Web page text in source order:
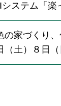
ステム「楽
の家づくり
（土）８日